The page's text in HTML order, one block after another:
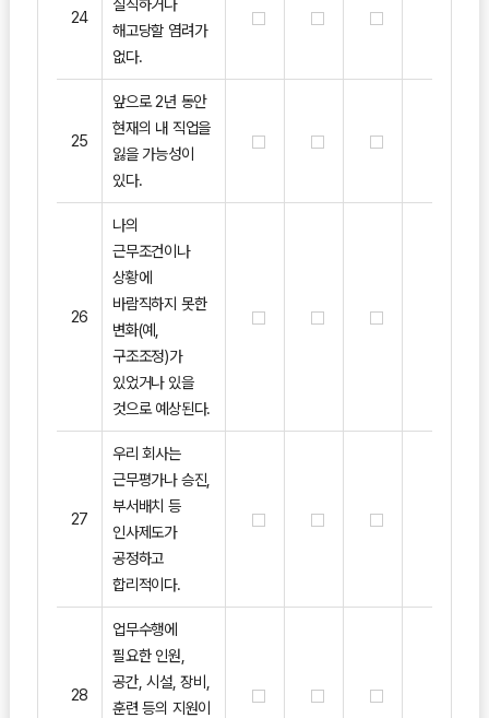
24
해고당할 염려가
없다.
25
앞으로 2년 동안
현재의 내 직업을
잃을 가능성이
있다.
26
나의
근무조건이나
상황에
바람직하지 못한
변화(예,
구조조정)가
있었거나 있을
것으로 예상된다.
27
우리 회사는
근무평가나 승진,
부서배치 등
인사제도가
공정하고
합리적이다.
28
업무수행에
필요한 인원,
공간, 시설, 장비,
훈련 등의 지원이